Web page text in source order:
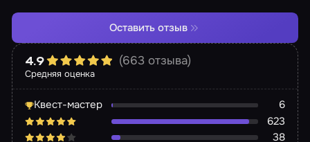
Средняя оценка
4.9 (663 отзыва)
Квест-мастер
6
623
38
Оставить отзыв